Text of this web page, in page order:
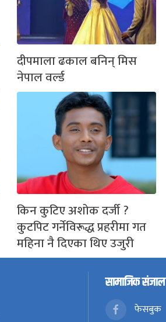
दीपमाला ढकाल बनिन् मिस
नेपाल वर्ल्ड
किन कुटिए अशोक दर्जी ?
कुटपिट गर्नेविरूद्ध प्रहरीमा गत
महिना नै दिएका थिए उजुरी
सामाजिक संजाल
फेसबुक